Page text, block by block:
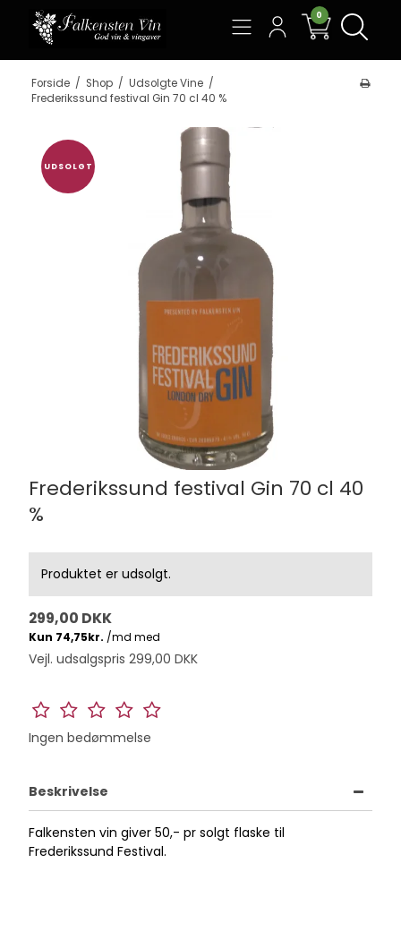
0
Forside / Shop / Udsolgte Vine /
Frederikssund festival Gin 70 cl 40 %
UDSOLGT
Frederikssund festival Gin 70 cl 40
%
Produktet er udsolgt.
299,00 DKK
Vejl. udsalgspris 299,00 DKK
Ingen bedømmelse
Beskrivelse
Falkensten vin giver 50,- pr solgt flaske til
Frederikssund Festival.